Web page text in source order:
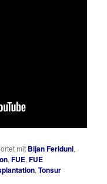
mit Bijan Feriduni,
,FUE,FUE
,Tonsur